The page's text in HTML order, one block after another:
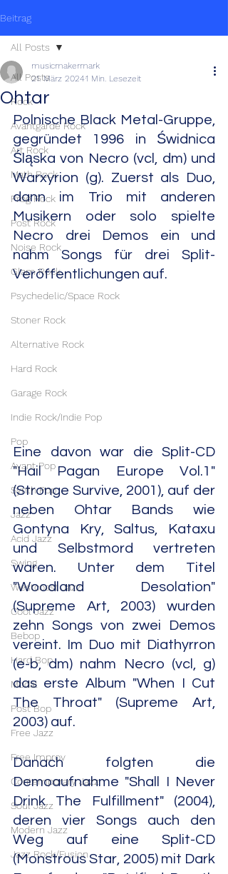
Beitrag
All Posts
Rock
Avantgarde Rock
Art Rock
Math Rock
Prog Rock
Post Rock
Noise Rock
Glam Rock
Psychedelic/Space Rock
Stoner Rock
Alternative Rock
Hard Rock
Garage Rock
Indie Rock/Indie Pop
Pop
Avant Pop
Synth Pop
Jazz
Acid Jazz
Swing
Westcoast Jazz
Cool Jazz
Bebop
Hard Bop
Modal
Post Bop
Free Jazz
Free Improv
Contemporary Jazz
Soul Jazz
Modern Jazz
Jazz Rock/Fusion
All Posts
Ohtar
musicmakermark
21. März 20241 Min. Lesezeit
Polnische Black Metal-Gruppe,
gegründet 1996 in Świdnica
Śląska von Necro (vcl, dm) und
Warxyrion (g). Zuerst als Duo,
dann im Trio mit anderen
Musikern oder solo spielte
Necro drei Demos ein und
nahm Songs für drei Split-
Veröffentlichungen auf.
Eine davon war die Split-CD
"Hail Pagan Europe Vol.1"
(Stronge Survive, 2001), auf der
neben Ohtar Bands wie
Gontyna Kry, Saltus, Kataxu
und Selbstmord vertreten
waren. Unter dem Titel
"Woodland Desolation"
(Supreme Art, 2003) wurden
zehn Songs von zwei Demos
vereint. Im Duo mit Diathyrron
(e-b, dm) nahm Necro (vcl, g)
das erste Album "When I Cut
The Throat" (Supreme Art,
2003) auf.
Danach folgten die
Demoaufnahme "Shall I Never
Drink The Fulfillment" (2004),
deren vier Songs auch den
Weg auf eine Split-CD
(Monstrous Star, 2005) mit Dark